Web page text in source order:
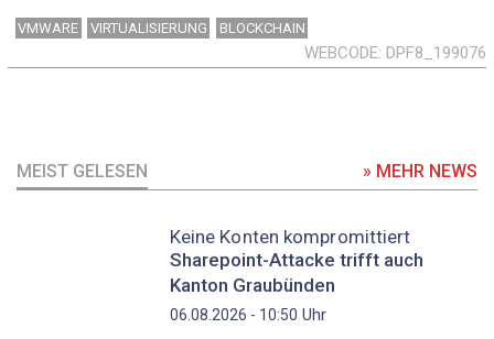
VMWARE VIRTUALISIERUNG BLOCKCHAIN
WEBCODE DPF8_199076
MEIST GELESEN » MEHR NEWS
Keine Konten kompromittiert
Sharepoint-Attacke trifft auch
Kanton Graubünden
06.08.2026 - 10:50 Uhr